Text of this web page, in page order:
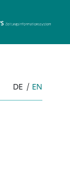
DE | EN